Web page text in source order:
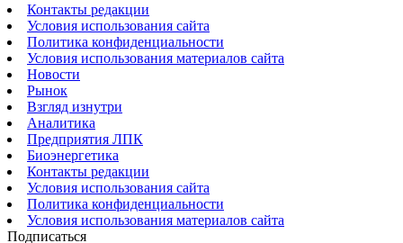
Контакты редакции
Условия использования сайта
Политика конфиденциальности
Условия использования материалов сайта
Новости
Рынок
Взгляд изнутри
Аналитика
Предприятия ЛПК
Биоэнергетика
Контакты редакции
Условия использования сайта
Политика конфиденциальности
Условия использования материалов сайта
Подписаться